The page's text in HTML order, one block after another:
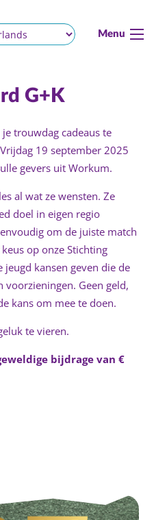
Menu
G+K
trouwdag cadeaus te
19 september 2025
gevers uit Workum.
al wat ze wensten. Ze
doel in eigen regio
om de juiste match
op onze Stichting
jeugd kansen geven die de
Geen geld,
kans om mee te doen.
te vieren.
bijdrage van €